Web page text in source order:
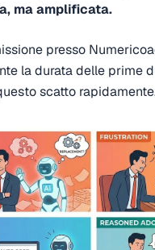
ma amplificata.
presso
la durata delle prime
scatto